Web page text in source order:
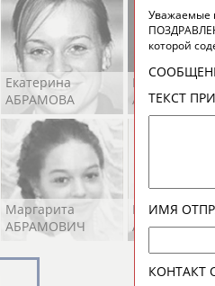
Екатерина
АБРАМОВА
Екатерина
АБРАМОВА
Маргарита
АБРАМОВИЧ
Иракли
АБРАМЯН
Уважаемые
которой
ТЕКСТ
ИМЯ
КОНТАКТ